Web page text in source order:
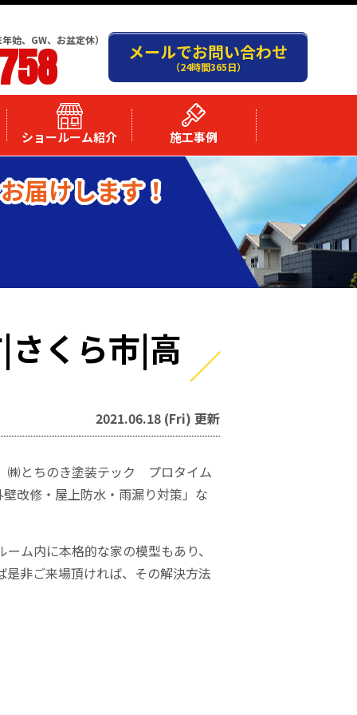
始、GW、お盆定休）
メールでお問い合わせ
（24時間365日）
ショールーム紹介 施工事例
届けします！
くら市|高
2021.06.18 (Fri) 更新
㈱とちのき塗装テック プロタイム
改修・屋上防水・雨漏り対策」な
ム内に本格的な家の模型もあり、
非ご来場頂ければ、その解決方法